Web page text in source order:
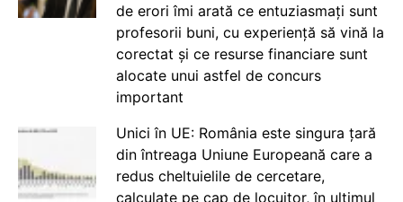
de erori îmi arată ce entuziasmați sunt
profesorii buni, cu experiență să vină la
corectat și ce resurse financiare sunt
alocate unui astfel de concurs
important
Unici în UE: România este singura țară
din întreaga Uniune Europeană care a
redus cheltuielile de cercetare,
calculate pe cap de locuitor, în ultimul